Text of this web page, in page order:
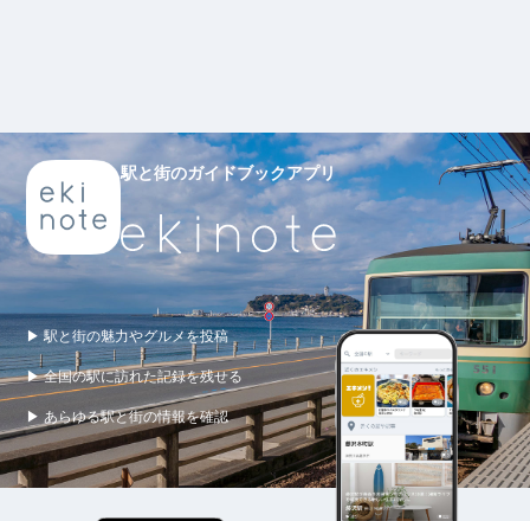
駅と街のガイドブックアプリ
▶ 駅と街の魅力やグルメを投稿
▶ 全国の駅に訪れた記録を残せる
▶ あらゆる駅と街の情報を確認